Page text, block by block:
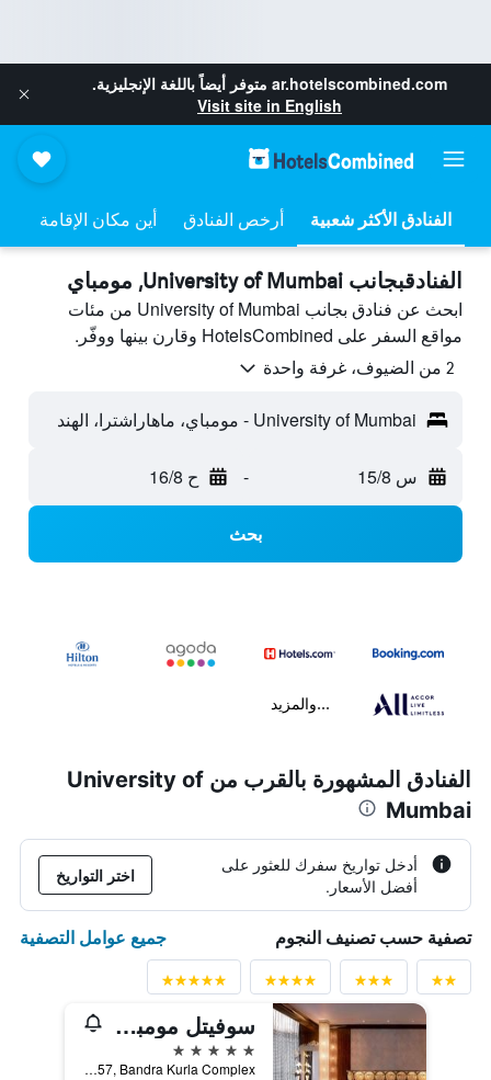
ar.hotelscombined.com متوفر أيضاً باللغة الإنجليزية.
Visit site in English
أرخص الفنادق أين مكان الإقامة
الفنادقبجانب University of Mumbai, مومباي
ابحث عن فنادق بجانب University of Mumbai من مئات
مواقع السفر على HotelsCombined وقارن بينها ووفّر.
2 من الضيوف، غرفة واحدة
University of Mumbai - مومباي، ماهاراشترا، الهند
س 15/8 - ح 16/8
بحث
...والمزيد
الفنادق المشهورة بالقرب من University of
Mumbai
أدخل تواريخ سفرك للعثور على
أفضل الأسعار.
اختر التواريخ
تصفية حسب تصنيف النجوم جميع عوامل التصفية
سوفيتل مومباي بي كيه سي
5 نجوم
C-57, Bandra Kurla Complex, مومباي, الهند